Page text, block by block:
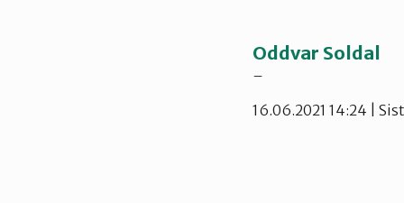
Oddvar Soldal
–
16.06.2021 14:24 |